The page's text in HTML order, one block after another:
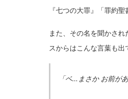
『七つの大罪』「罪約
また、その名を聞かさ
スからはこんな言葉も出
「ベ…まさか お前が